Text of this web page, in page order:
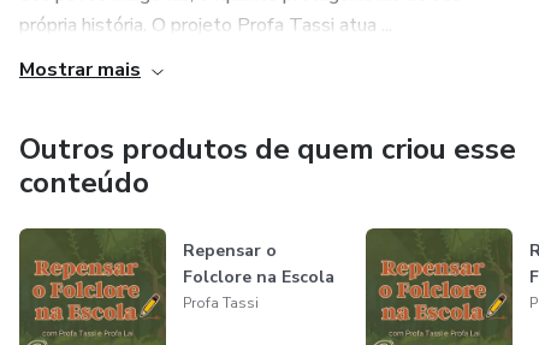
própria história. O projeto Profa Tassi atua ...
Mostrar mais
Outros produtos de quem criou esse
conteúdo
Repensar o
Folclore na Escola
Profa Tassi